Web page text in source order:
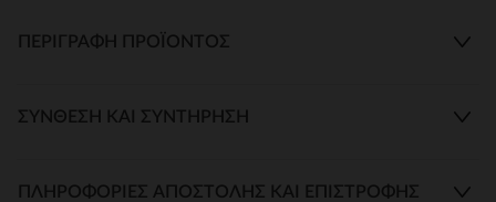
ΠΕΡΙΓΡΑΦΉ ΠΡΟΪΌΝΤΟΣ
ΣΎΝΘΕΣΗ ΚΑΙ ΣΥΝΤΉΡΗΣΗ
ΠΛΗΡΟΦΟΡΊΕΣ ΑΠΟΣΤΟΛΉΣ ΚΑΙ ΕΠΙΣΤΡΟΦΉΣ